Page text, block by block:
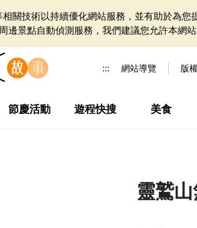
關技術以持續優化網站服務，並有助於為
邊景點自動偵測服務，我們建議您允許本網
::: 網站導覽 版
節慶活動 遊程快搜 美食
靈鷲